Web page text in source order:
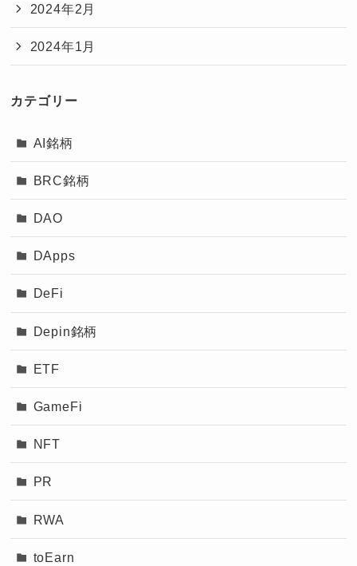
2024年2月
2024年1月
カテゴリー
AI銘柄
BRC銘柄
DAO
DApps
DeFi
Depin銘柄
ETF
GameFi
NFT
PR
RWA
toEarn